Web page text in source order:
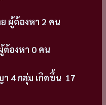
ผู้ต้องหา 2 คน
ต้องหา 0 คน
4 กลุ่ม เกิดขึ้น 17